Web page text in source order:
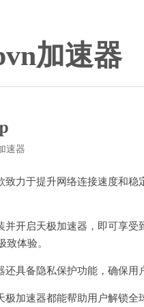
加速器
速器
力于提升网络连接速度和稳
开启天极加速器，即可享受
体验。
具备隐私保护功能，确保用
加速器都能帮助用户解锁全